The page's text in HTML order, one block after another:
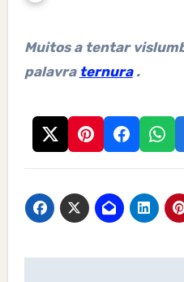
Muitos a tentar vislumbrar os contornos da
palavra ternura.